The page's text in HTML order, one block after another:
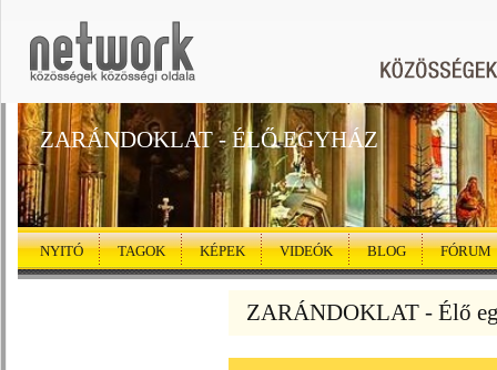
ZARÁNDOKLAT - ÉLŐ EGYHÁZ
NYITÓ TAGOK KÉPEK VIDEÓK BLOG FÓRUM
ZARÁNDOKLAT - Élő